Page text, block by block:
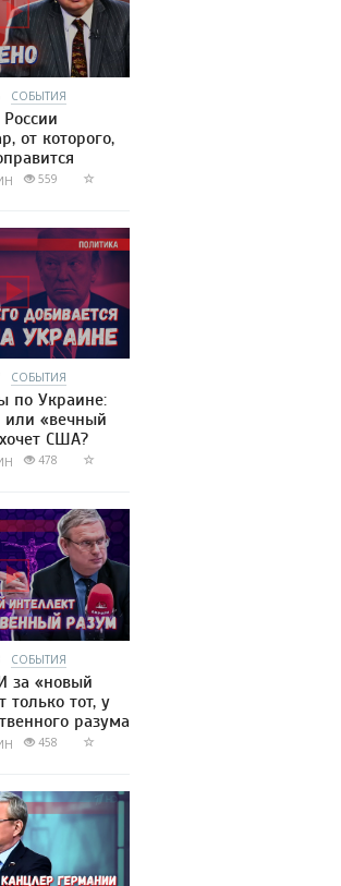
СОБЫТИЯ
от которого,
559
СОБЫТИЯ
по Украине:
«вечный
США?
478
СОБЫТИЯ
за «новый
только тот, у
разума
458